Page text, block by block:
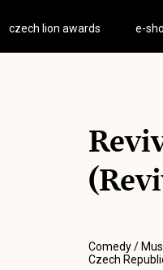
czech lion awards e-
Comedy /
Czech